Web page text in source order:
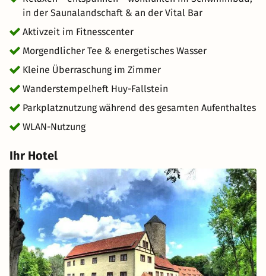
in der Saunalandschaft & an der Vital Bar
Aktivzeit im Fitnesscenter
Morgendlicher Tee & energetisches Wasser
Kleine Überraschung im Zimmer
Wanderstempelheft Huy-Fallstein
Parkplatznutzung während des gesamten Aufenthaltes
WLAN-Nutzung
Ihr Hotel